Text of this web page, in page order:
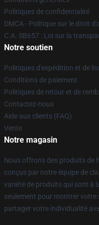
Politiques de confidentialité
DMCA - Politique sur le droit
C.A. SB657 : Loi sur la
Notre soutien
Politiques d'expédition et de
Conditions de paiement
Politiques de retour et de
Contactez-nous
Aide aux clients (FAQ)
Vente
Notre magasin
Nous offrons des produits de
conçus par notre équipe de
variété de produits qui sont à
seulement pour montrer votre
partager votre individualité